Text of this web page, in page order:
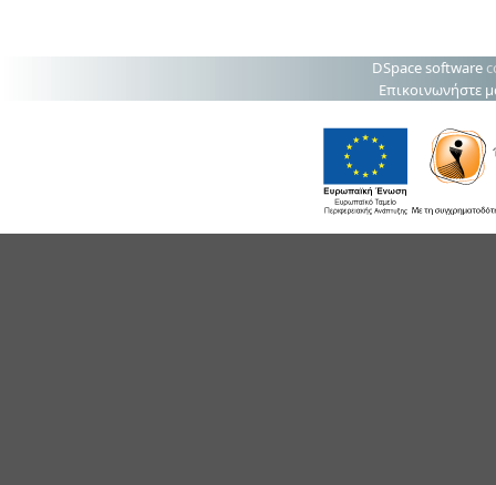
DSpace software
Επικοινωνήστε